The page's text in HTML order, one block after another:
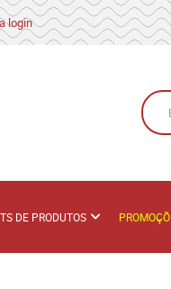
login
DE PRODUTOS